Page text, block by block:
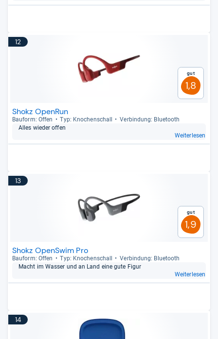
12
Gut
1,8
Shokz OpenRun
Bau­form: Offen Typ: Kno­chen­schall
Ver­bin­dung: Blue­tooth
Alles wie­der offen
Weiterlesen
13
Gut
1,9
Shokz OpenSwim Pro
Bau­form: Offen Typ: Kno­chen­schall
Ver­bin­dung: Blue­tooth
Macht im Was­ser und an Land eine gute Figur
Weiterlesen
14